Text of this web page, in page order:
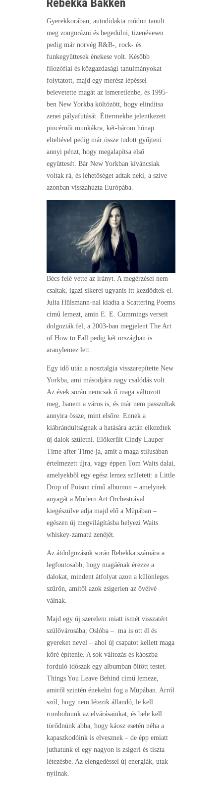
Rebekka Bakken
Gyerekkorában, autodidakta módon tanult
meg zongorázni és hegedülni, tizenévesen
pedig már norvég R&B-, rock- és
funkegyüttesek énekese volt. Később
filozófiai és közgazdasági tanulmányokat
folytatott, majd egy merész lépéssel
belevetette magát az ismeretlenbe, és 1995-
ben New Yorkba költözött, hogy elindítsa
zenei pályafutását. Éttermekbe jelentkezett
pincérnői munkákra, két-három hónap
elteltével pedig már össze tudott gyűjteni
annyi pénzt, hogy megalapítsa első
együttesét. Bár New Yorkban kíváncsiak
voltak rá, és lehetőséget adtak neki, a szíve
azonban visszahúzta Európába.
Bécs felé vette az irányt. A megérzései nem
csaltak, igazi sikerei ugyanis itt kezdődtek el.
Julia Hülsmann-nal kiadta a Scattering Poems
című lemezt, amin E. E. Cummings verseit
dolgozták fel, a 2003-ban megjelent The Art
of How to Fall pedig két országban is
aranylemez lett.
Egy idő után a nosztalgia visszarepítette New
Yorkba, ami másodjára nagy csalódás volt.
Az évek során nemcsak ő maga változott
meg, hanem a város is, és már nem passzoltak
annyira össze, mint elsőre. Ennek a
kiábrándultságnak a hatására aztán elkezdtek
új dalok születni. Előkerült Cindy Lauper
Time after Time-ja, amit a maga stílusában
értelmezett újra, vagy éppen Tom Waits dalai,
amelyekből egy egész lemez született: a Little
Drop of Poison című albumon – amelynek
anyagát a Modern Art Orchestrával
kiegészülve adja majd elő a Müpában –
egészen új megvilágításba helyezi Waits
whiskey-zamatú zenéjét.
Az átdolgozások során Rebekka számára a
legfontosabb, hogy magáénak érezze a
dalokat, mindent átfolyat azon a különleges
szűrőn, amitől azok zsigerien az övéivé
válnak.
Majd egy új szerelem miatt ismét visszatért
szülővárosába, Oslóba – ma is ott él és
gyereket nevel – ahol új csapatot kellett maga
köré építenie. A sok változás és káoszba
forduló időszak egy albumban öltött testet.
Things You Leave Behind című lemeze,
amiről szintén énekelni fog a Müpában. Arról
szól, hogy nem létezik állandó, le kell
rombolnunk az elvárásainkat, és bele kell
törődnünk abba, hogy káosz esetén néha a
kapaszkodóink is elvesznek – de épp emiatt
juthatunk el egy nagyon is zsigeri és tiszta
létezésbe. Az elengedéssel új energiák, utak
nyílnak.